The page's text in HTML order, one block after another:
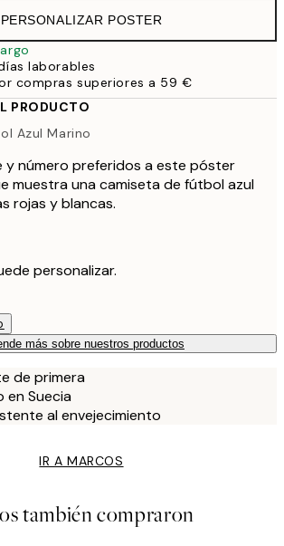
PERSONALIZAR POSTER
laborables
compras superiores a 59 €
PRODUCTO
Azul Marino
y número preferidos a este póster
muestra una camiseta de fútbol azul
rojas y blancas.
personalizar.
más sobre nuestros productos
de primera
en Suecia
al envejecimiento
IR A MARCOS
también compraron